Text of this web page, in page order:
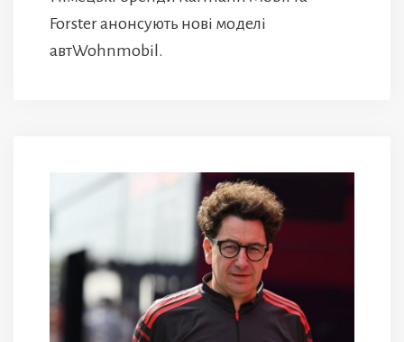
Forster анонсують нові моделі
автWohnmobil.